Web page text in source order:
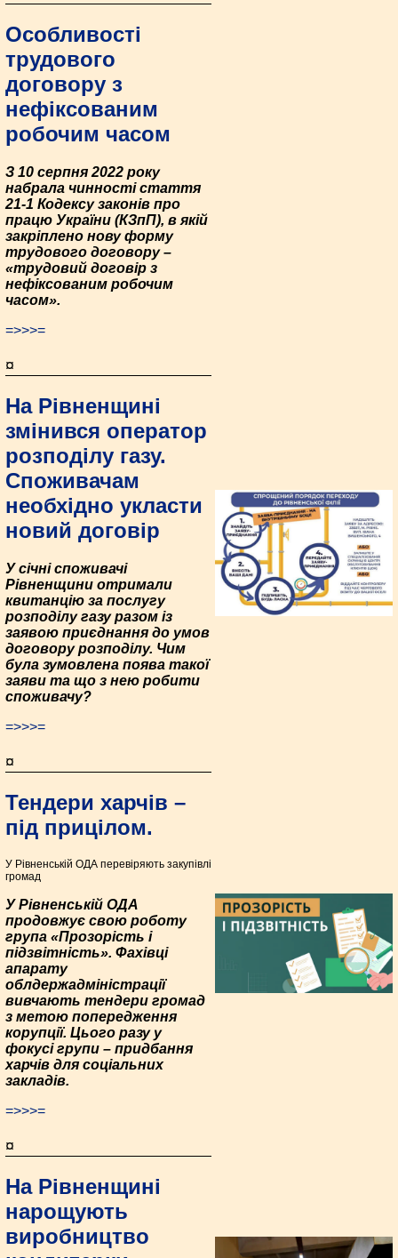
Особливості
трудового
договору з
нефіксованим
робочим часом
З 10 серпня 2022 року
набрала чинності стаття
21-1 Кодексу законів про
працю України (КЗпП), в якій
закріплено нову форму
трудового договору –
«трудовий договір з
нефіксованим робочим
часом».
=>>>=
¤
На Рівненщині
змінився оператор
розподілу газу.
Споживачам
необхідно укласти
новий договір
У січні споживачі
Рівненщини отримали
квитанцію за послугу
розподілу газу разом із
заявою приєднання до умов
договору розподілу. Чим
була зумовлена поява такої
заяви та що з нею робити
споживачу?
=>>>=
¤
Тендери харчів –
під прицілом.
У Рівненській ОДА перевіряють закупівлі
громад
У Рівненській ОДА
продовжує свою роботу
група «Прозорість і
підзвітність». Фахівці
апарату
облдержадміністрації
вивчають тендери громад
з метою попередження
корупції. Цього разу у
фокусі групи – придбання
харчів для соціальних
закладів.
=>>>=
¤
На Рівненщині
нарощують
виробництво